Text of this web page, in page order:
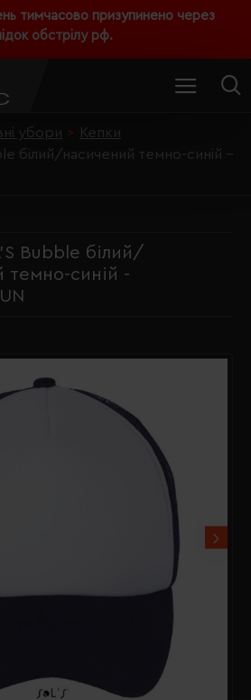
тимчасово призупинено через
обстрілу рф.
убори
Кепки
білий/насичений темно-синій -
Bubble білий/
темно-синій -